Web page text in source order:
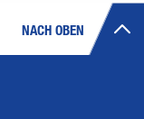
NACH OBEN